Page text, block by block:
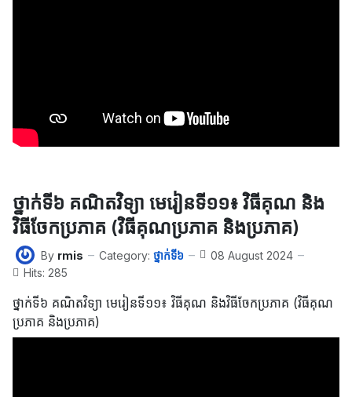
ថ្នាក់ទី៦ គណិតវិទ្យា មេរៀនទី១១៖ វិធីគុណ និង
វិធីចែកប្រភាគ (វិធីគុណប្រភាគ និងប្រភាគ)
By rmis Category: ថ្នាក់ទី៦
08 August 2024
Hits: 285
ថ្នាក់ទី៦ គណិតវិទ្យា មេរៀនទី១១៖ វិធីគុណ និងវិធីចែកប្រភាគ (វិធីគុណ
ប្រភាគ និងប្រភាគ)